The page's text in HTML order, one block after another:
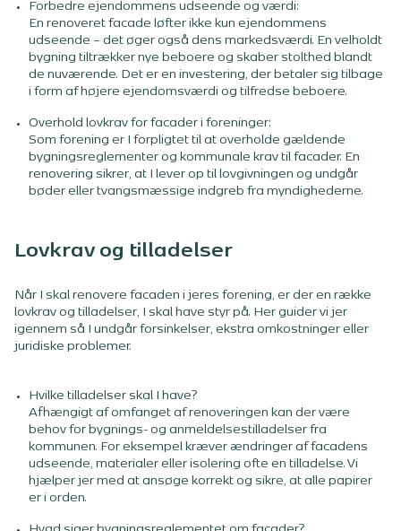
Forbedre ejendommens udseende og værdi:
En renoveret facade løfter ikke kun ejendommens
udseende – det øger også dens markedsværdi. En velholdt
bygning tiltrækker nye beboere og skaber stolthed blandt
de nuværende. Det er en investering, der betaler sig tilbage
i form af højere ejendomsværdi og tilfredse beboere.
Overhold lovkrav for facader i foreninger:
Som forening er I forpligtet til at overholde gældende
bygningsreglementer og kommunale krav til facader. En
renovering sikrer, at I lever op til lovgivningen og undgår
bøder eller tvangsmæssige indgreb fra myndighederne.
Lovkrav og tilladelser
Når I skal renovere facaden i jeres forening, er der en række
lovkrav og tilladelser, I skal have styr på. Her guider vi jer
igennem så I undgår forsinkelser, ekstra omkostninger eller
juridiske problemer.
Hvilke tilladelser skal I have?
Afhængigt af omfanget af renoveringen kan der være
behov for bygnings- og anmeldelsestilladelser fra
kommunen. For eksempel kræver ændringer af facadens
udseende, materialer eller isolering ofte en tilladelse. Vi
hjælper jer med at ansøge korrekt og sikre, at alle papirer
er i orden.